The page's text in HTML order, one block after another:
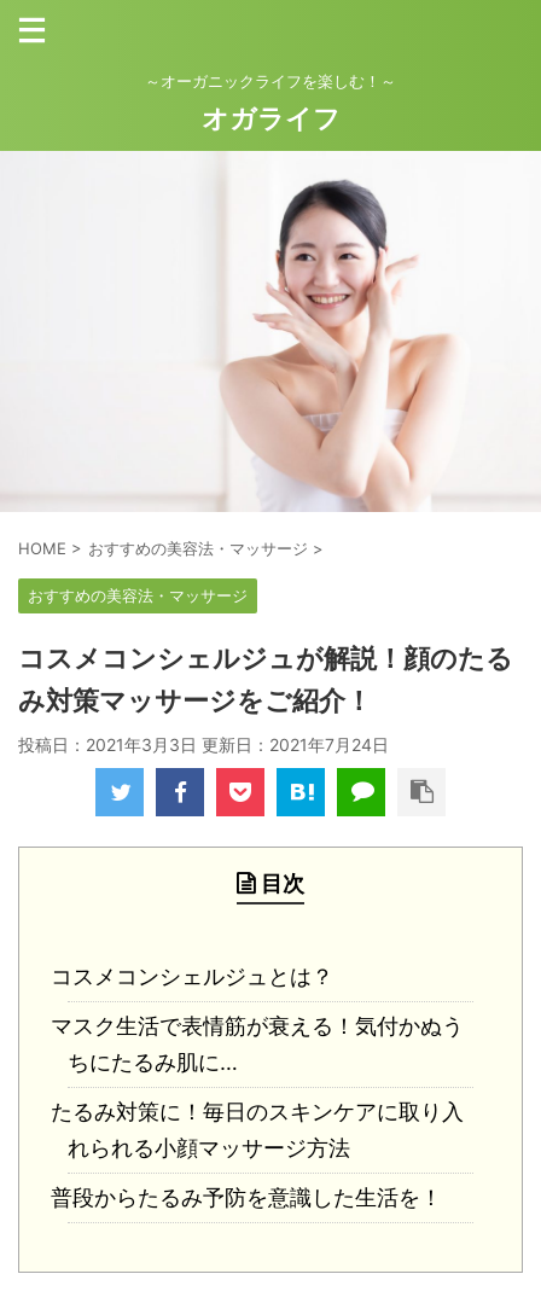
～オーガニックライフを楽しむ！～
オガライフ
HOME > おすすめの美容法・マッサージ >
おすすめの美容法・マッサージ
コスメコンシェルジュが解説！顔のたる
み対策マッサージをご紹介！
投稿日：2021年3月3日 更新日： 2021年7月24日
目次
コスメコンシェルジュとは？
マスク生活で表情筋が衰える！気付かぬう
ちにたるみ肌に…
たるみ対策に！毎日のスキンケアに取り入
れられる小顔マッサージ方法
普段からたるみ予防を意識した生活を！